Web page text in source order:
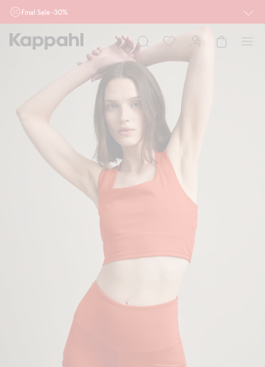
Final Sale -30%
działu outlet do 10.8 w sklepach Kappahl i Newbie oraz na kappahl.com. Ofert
nie łączymy
Mężczyzna Dziecko
Niemowlę